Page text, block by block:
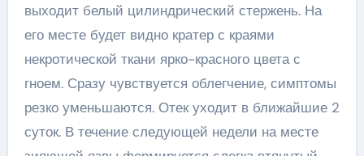
выходит белый цилиндрический стержень. На
его месте будет видно кратер с краями
некротической ткани ярко-красного цвета с
гноем. Сразу чувствуется облегчение, симптомы
резко уменьшаются. Отек уходит в ближайшие 2
суток. В течение следующей недели на месте